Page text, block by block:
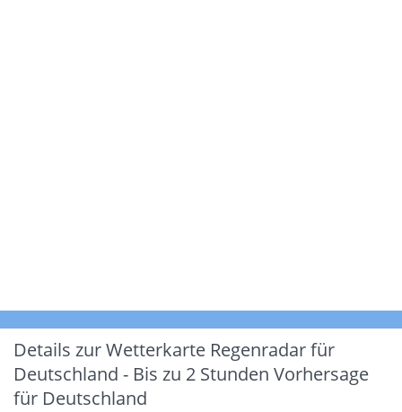
Details zur Wetterkarte Regenradar für
Deutschland - Bis zu 2 Stunden Vorhersage
für Deutschland